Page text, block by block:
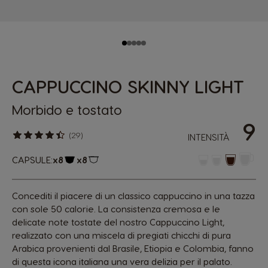
CAPPUCCINO SKINNY LIGHT
Morbido e tostato
INTENSITÀ 9
(29)
CAPSULE:x8 x8
Concediti il piacere di un classico cappuccino in una tazza
con sole 50 calorie. La consistenza cremosa e le
delicate note tostate del nostro Cappuccino Light,
realizzato con una miscela di pregiati chicchi di pura
Arabica provenienti dal Brasile, Etiopia e Colombia, fanno
di questa icona italiana una vera delizia per il palato.